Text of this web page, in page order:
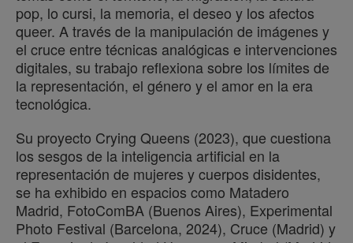
pop, lo cursi, la memoria, el deseo y los afectos
queer. A través de la manipulación de imágenes y
el cruce entre técnicas analógicas e intervenciones
digitales, su trabajo reflexiona sobre los límites de
la representación, el género y el amor en la era
tecnológica.
Su proyecto Crying Queens (2023), que cuestiona
los sesgos de la inteligencia artificial en la
representación de mujeres y cuerpos disidentes,
se ha exhibido en espacios como Matadero
Madrid, FotoComBA (Buenos Aires), Experimental
Photo Festival (Barcelona, 2024), Cruce (Madrid) y